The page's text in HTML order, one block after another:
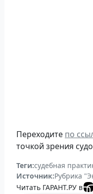
Переходите по
точкой зрения
Теги:судебная
Источник:Рубрика
Читать ГАРАНТ.РУ в